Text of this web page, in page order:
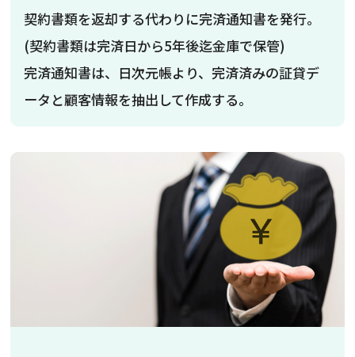
契約書類を返却する代わりに完済通知書を発行。
(契約書類は完済日から5年後迄金庫で保管)
完済通知書は、日次元帳より、完済済みの証貸デ
ータと顧客情報を抽出して作成する。